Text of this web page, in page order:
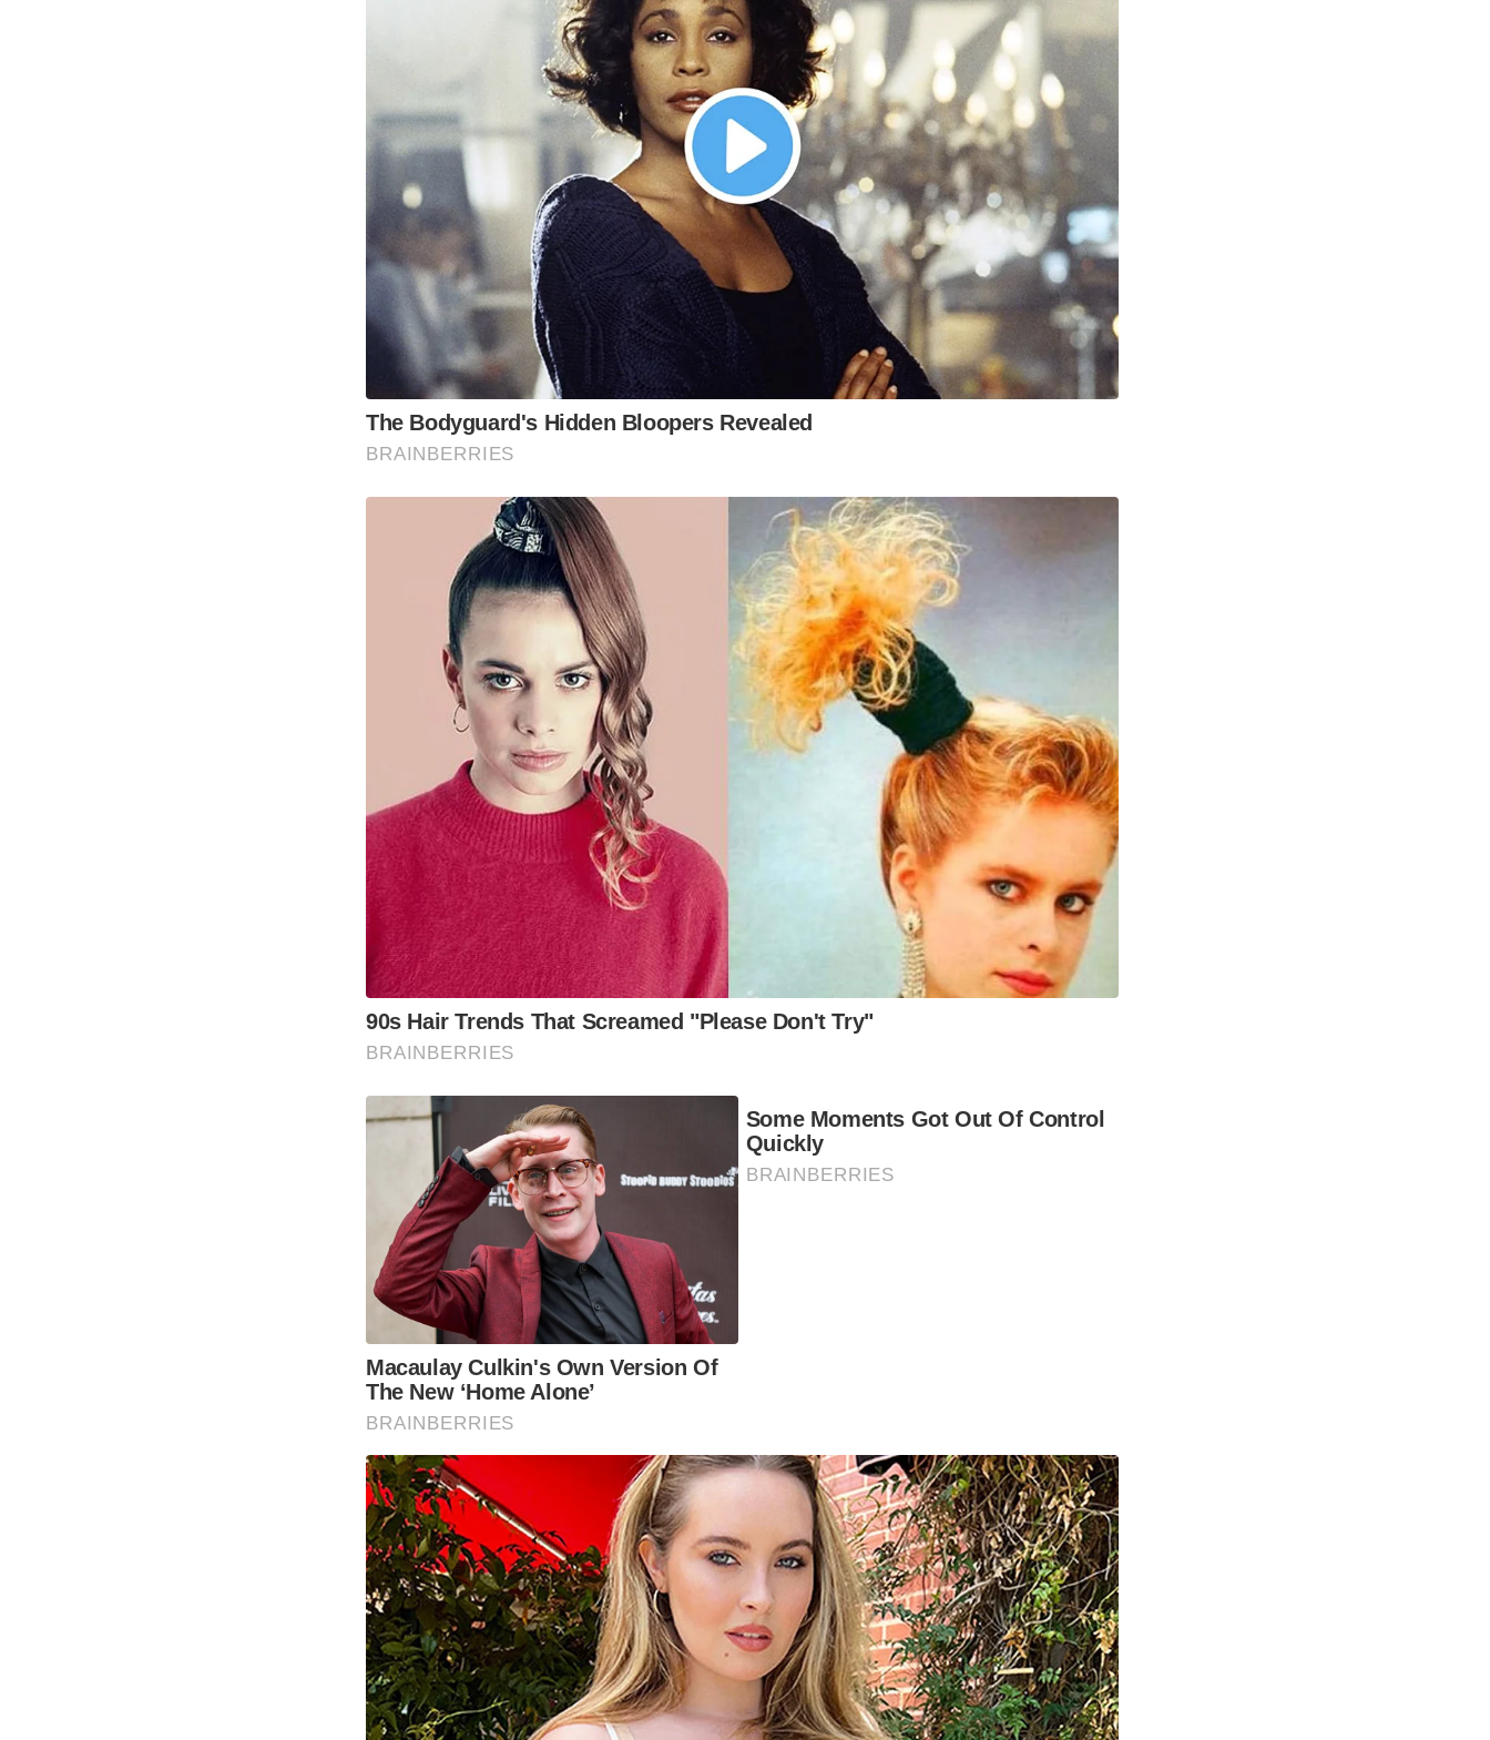
The Bodyguard's Hidden Bloopers Revealed
BRAINBERRIES
90s Hair Trends That Screamed "Please Don't Try"
BRAINBERRIES
Macaulay Culkin's Own Version Of
The New ‘Home Alone’
BRAINBERRIES
Some Moments Got Out Of Control
Quickly
BRAINBERRIES